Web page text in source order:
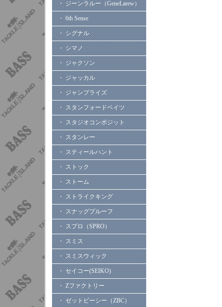
・ ジーンラルー（GeneLarew）
・ 6th Sense
・ シグナル
・ シマノ
・ ジャクソン
・ ジャッカル
・ ジャンプライズ
・ スタンフォードベイツ
・ スタジオコンポジット
・ スタンレー
・ スティールハント
・ ストック
・ ストーム
・ ストライクキング
・ スナッグプルーフ
・ スプロ（SPRO）
・ スミス
・ スミスウィック
・ セイコー(SEIKO)
・ Zファクトリー
・ ゼットビーシー（ZBC）